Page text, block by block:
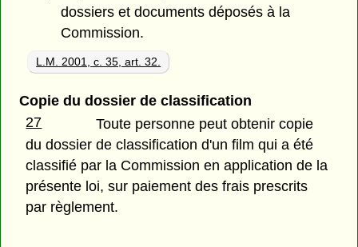
dossiers et documents déposés à la
Commission.
L.M. 2001, c. 35, art. 32.
Copie du dossier de classification
27
Toute personne peut obtenir copie
du dossier de classification d'un film qui a été
classifié par la Commission en application de la
présente loi, sur paiement des frais prescrits
par règlement.